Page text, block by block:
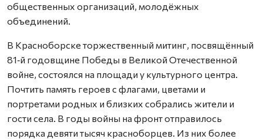
общественных организаций, молодёжных
объединений.
В Красноборске торжественный митинг, посвящённый
81‑й годовщине Победы в Великой Отечественной
войне, состоялся на площади у культурного центра.
Почтить память героев с флагами, цветами и
портретами родных и близких собрались жители и
гости села. В годы войны на фронт отправилось
порядка девяти тысяч красноборцев. Из них более